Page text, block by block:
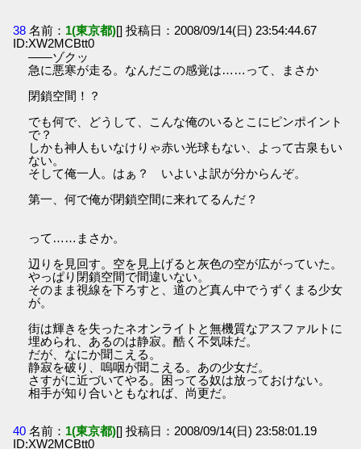
38 名前： 1(東京都)[] 投稿日：2008/09/14(日) 23:54:44.67
ID:XW2MCBtt0
――ゾクッ
急に悪寒が走る。なんだこの感覚は……って、まさか
閉鎖空間！？
でも何で、どうして、こんな俺のいるとこにピンポイント
で？
しかも神人もいなけりゃ赤い光球もない、よって古泉もい
ない。
そして俺一人。はぁ？ いよいよ訳が分からんぞ。
第一、何で俺が閉鎖空間に来れてるんだ？
って……まさか。
辺りを見回す。空を見上げると灰色の空が広がっていた。
やっぱり閉鎖空間で間違いない。
そのまま視線を下ろすと、道のど真ん中でうずくまる少女
が。
街は輝きを失ったネオンライトと無機質なアスファルトに
埋められ、あるのは静寂。酷く不気味だ。
だが、なにか聞こえる。
静寂を破り、嗚咽が聞こえる。あの少女だ。
さすがに近づいてやる。困ってる奴は放っておけない。
相手が知り合いともなれば、尚更だ。
40 名前： 1(東京都)[] 投稿日：2008/09/14(日) 23:58:01.19
ID:XW2MCBtt0